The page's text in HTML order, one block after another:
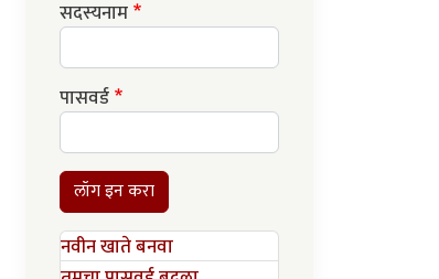
सदस्यनाम
पासवर्ड
लॉग इन करा
नवीन खाते बनवा